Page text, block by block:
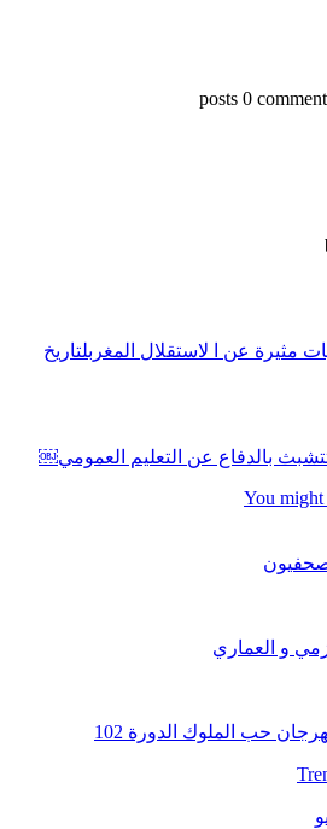
0
عن ا لاستقلال المغربلتاريخ
تتشبث بالدفاع عن التعليم العمومي￼
You
و العماري
حب الملوك الدورة 102